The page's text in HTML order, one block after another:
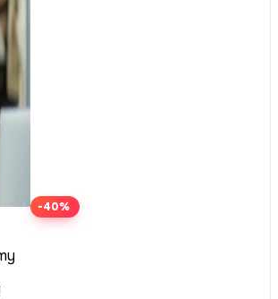
-40%